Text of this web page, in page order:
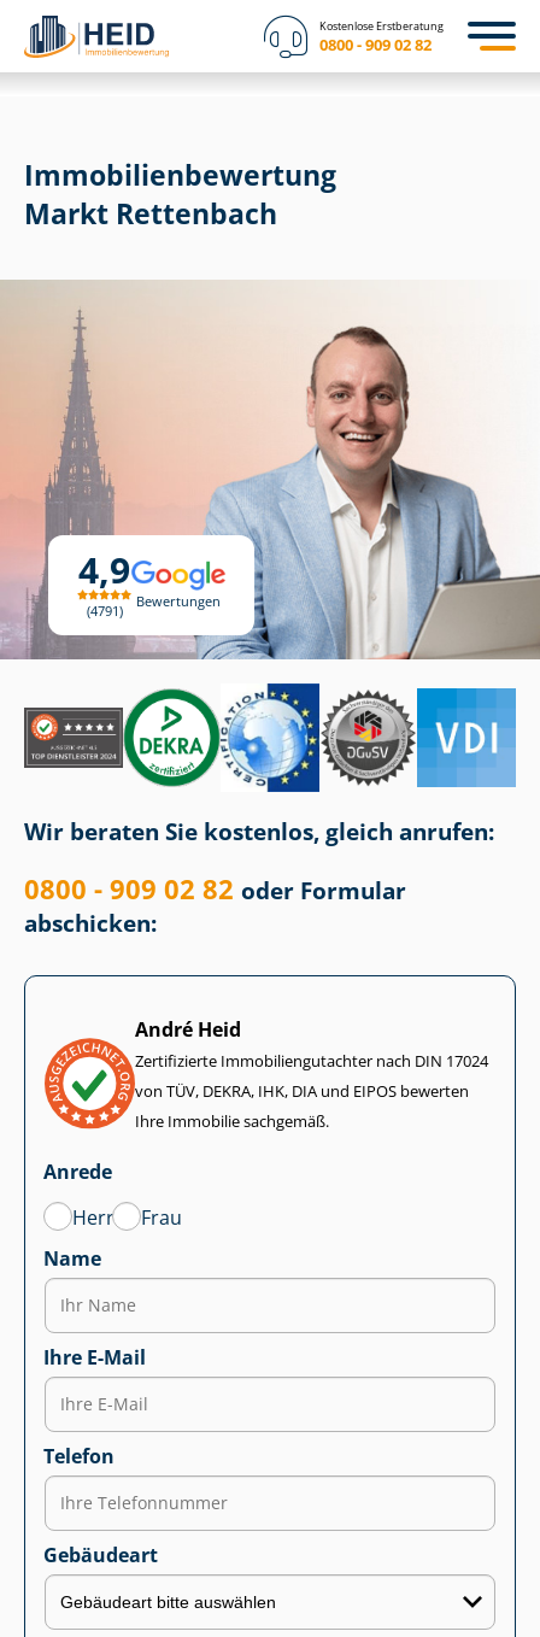
Kostenlose Erstberatung
0800 - 909 02 82
4,9
4791
Bewertungen
Immobilien­bewertung
Markt Rettenbach
Wir beraten Sie kostenlos, gleich anrufen:
0800 - 909 02 82 oder Formular
abschicken:
André Heid
Zertifizierte Im­mo­bi­li­en­gut­ach­ter nach DIN 17024
von TÜV, DEKRA, IHK, DIA und EIPOS bewerten
Ihre Immobilie sachgemäß.
Anrede
Herr
Frau
Name
Ihre E-Mail
Telefon
Gebäudeart